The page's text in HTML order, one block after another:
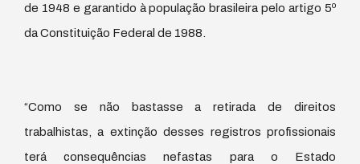
de 1948 e garantido à população brasileira pelo artigo 5º
da Constituição Federal de 1988.
“Como se não bastasse a retirada de direitos
trabalhistas, a extinção desses registros profissionais
terá consequências nefastas para o Estado